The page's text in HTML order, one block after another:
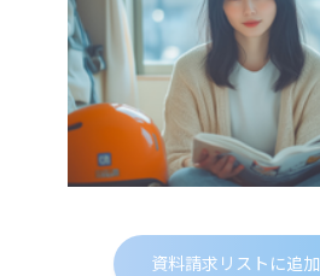
資料請求リストに追加